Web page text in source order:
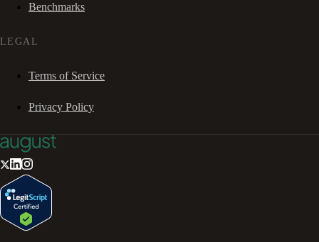
Benchmarks
LEGAL
Terms of Service
Privacy Policy